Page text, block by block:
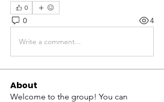
0
0 4
Write a comment...
About
Welcome to the group! You can